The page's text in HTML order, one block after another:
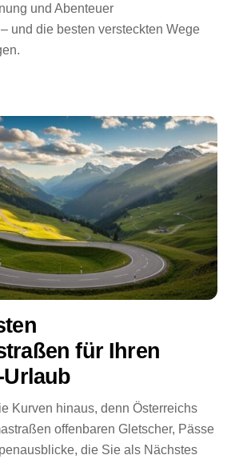
und Abenteuer
und die besten versteckten Wege
für Ihren
Kurven hinaus, denn Österreichs
offenbaren Gletscher, Pässe
die Sie als Nächstes